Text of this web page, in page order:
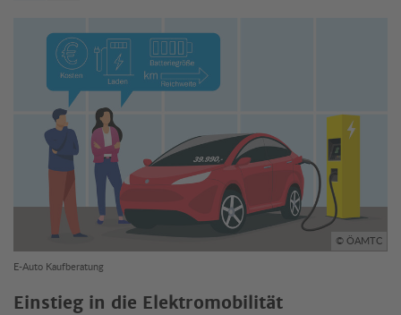
© ÖAMTC
E-Auto Kaufberatung
Einstieg in die Elektromobilität